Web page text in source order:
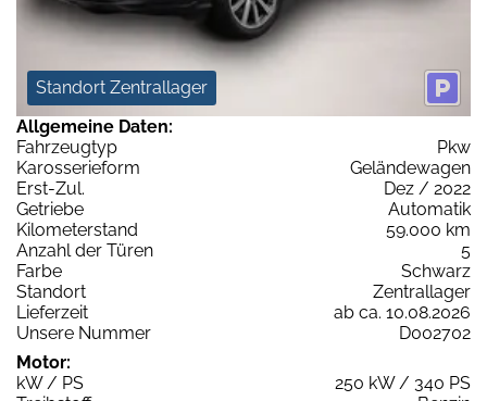
Standort Zentrallager
Allgemeine Daten:
Fahrzeugtyp
Pkw
Karosserieform
Geländewagen
Erst-Zul.
Dez / 2022
Getriebe
Automatik
Kilometerstand
59.000 km
Anzahl der Türen
5
Farbe
Schwarz
Standort
Zentrallager
Lieferzeit
ab ca. 10.08.2026
Unsere Nummer
D002702
Motor:
kW / PS
250 kW / 340 PS